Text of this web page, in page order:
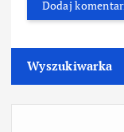
Wyszukiwarka